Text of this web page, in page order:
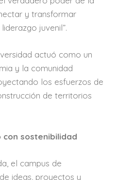
y transformar
juvenil”.
actuó como un
y la comunidad
los esfuerzos de
de territorios
con sostenibilidad
el campus de
ideas, proyectos y